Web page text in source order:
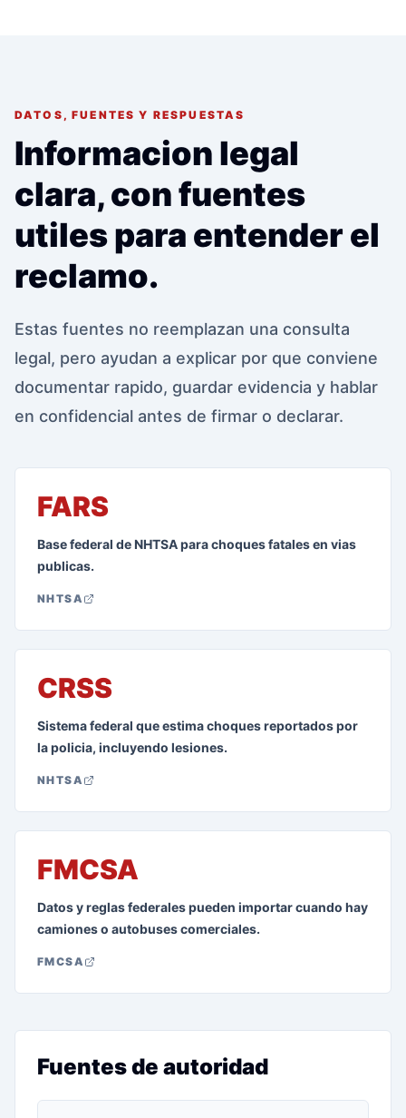
DATOS, FUENTES Y RESPUESTAS
Informacion legal
clara, con fuentes
utiles para entender el
reclamo.
Estas fuentes no reemplazan una consulta
legal, pero ayudan a explicar por que conviene
documentar rapido, guardar evidencia y hablar
en confidencial antes de firmar o declarar.
FARS
Base federal de NHTSA para choques fatales en vias
publicas.
NHTSA
CRSS
Sistema federal que estima choques reportados por
la policia, incluyendo lesiones.
NHTSA
FMCSA
Datos y reglas federales pueden importar cuando hay
camiones o autobuses comerciales.
FMCSA
Fuentes de autoridad